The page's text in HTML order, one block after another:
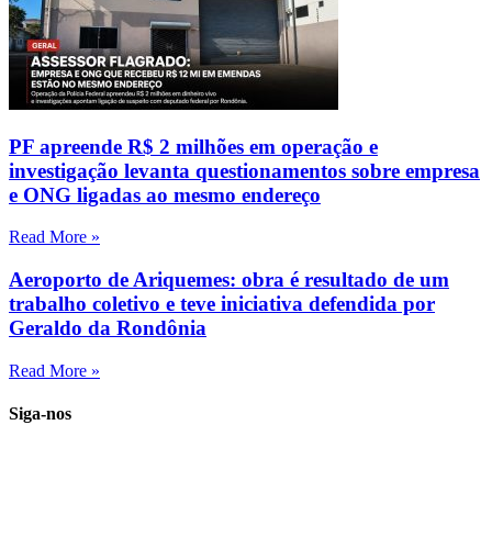
PF apreende R$ 2 milhões em operação e
investigação levanta questionamentos sobre empresa
e ONG ligadas ao mesmo endereço
Read More »
Aeroporto de Ariquemes: obra é resultado de um
trabalho coletivo e teve iniciativa defendida por
Geraldo da Rondônia
Read More »
Siga-nos